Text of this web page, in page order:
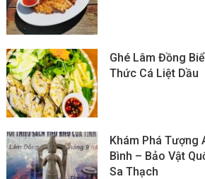
Ghé Lâm Đồng
Thức Cá Liệt Dầu
Khám Phá Tượng
Bình – Bảo Vật
Sa Thạch